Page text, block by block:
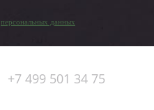
персональных данных
+7 499 501 34 75